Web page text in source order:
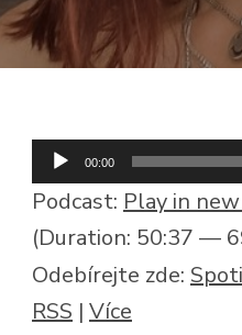
Audio
přehrávač
00:00
Podcast: Play in
(Duration: 50:37 —
Odebírejte zde:
RSS | Více